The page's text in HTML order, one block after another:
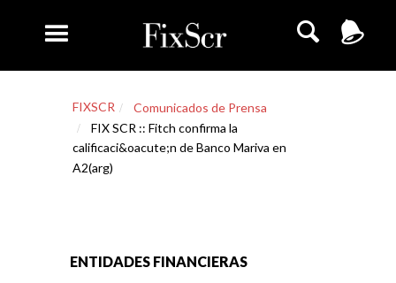
FIXSCR
Comunicados de Prensa
FIX SCR :: Fitch confirma la
calificaci&oacute;n de Banco Mariva en
A2(arg)
ENTIDADES FINANCIERAS